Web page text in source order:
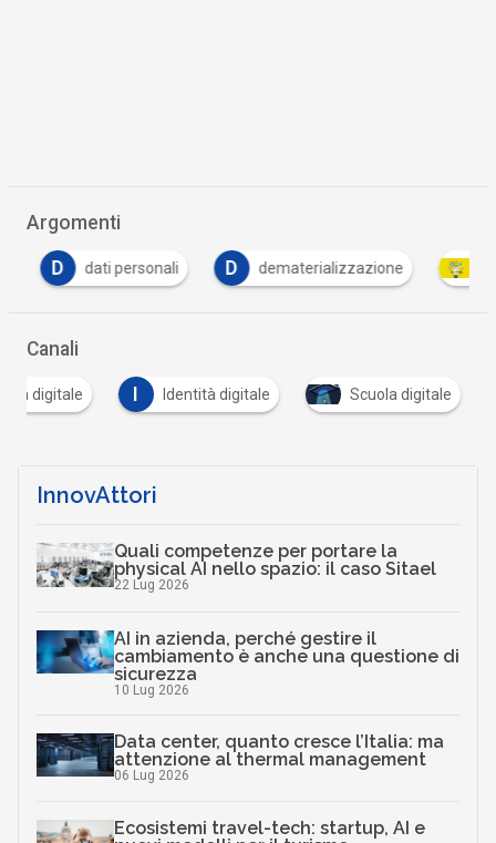
Argomenti
D dati personali D dematerializzazione
Canali
digitale Identità digitale Scuola digitale
InnovAttori
Quali competenze per portare la
physical AI nello spazio: il caso Sitael
22 Lug 2026
AI in azienda, perché gestire il
cambiamento è anche una questione di
sicurezza
10 Lug 2026
Data center, quanto cresce l’Italia: ma
attenzione al thermal management
06 Lug 2026
Ecosistemi travel-tech: startup, AI e